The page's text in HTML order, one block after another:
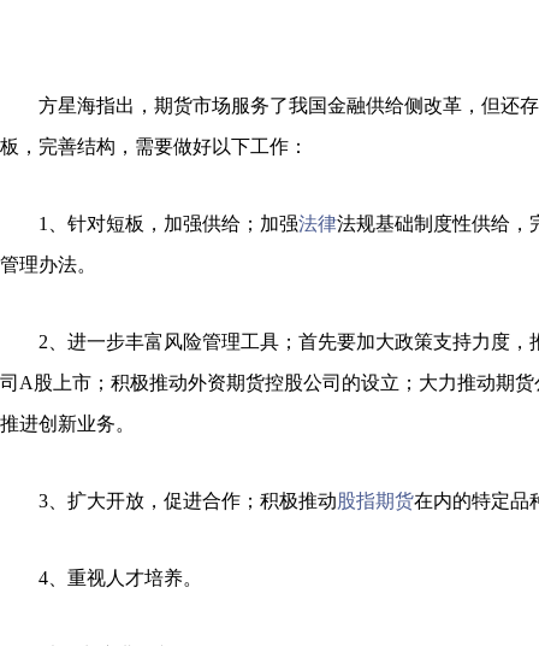
方星海指出，期货市场服务了我国金融供给侧改革，但还
板，完善结构，需要做好以下工作：
1、针对短板，加强供给；加强法律法规基础制度性供给，
管理办法。
2、进一步丰富风险管理工具；首先要加大政策支持力度，
司A股上市；积极推动外资期货控股公司的设立；大力推动期
推进创新业务。
3、扩大开放，促进合作；积极推动 股指期货在内的特定品
4、重视人才培养。